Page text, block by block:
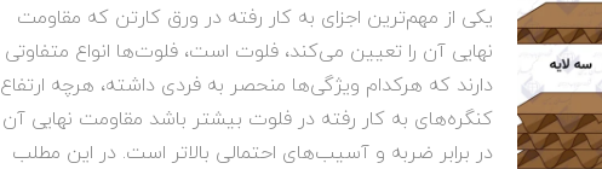
یکی از مهم‌ترین اجزای به کار رفته در ورق کارتن که مقاومت
نهایی آن را تعیین می‌کند، فلوت است، فلوت‌ها انواع متفاوتی
دارند که هرکدام ویژگی‌ها منحصر به فردی داشته، هرچه ارتفاع
کنگره‌های به کار رفته در فلوت بیشتر باشد مقاومت نهایی آن
در برابر ضربه و آسیب‌های احتمالی بالاتر است. در این مطلب